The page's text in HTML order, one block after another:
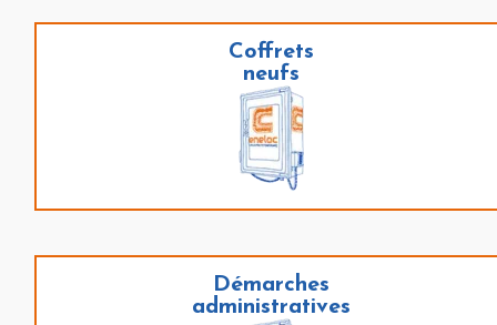
Coffrets
neufs
Démarches
administratives